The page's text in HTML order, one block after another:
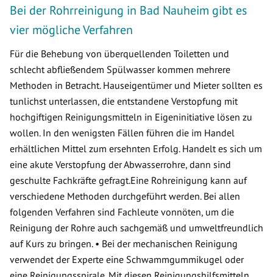
Bei der Rohrreinigung in Bad Nauheim gibt es
vier mögliche Verfahren
Für die Behebung von überquellenden Toiletten und
schlecht abfließendem Spülwasser kommen mehrere
Methoden in Betracht. Hauseigentümer und Mieter sollten es
tunlichst unterlassen, die entstandene Verstopfung mit
hochgiftigen Reinigungsmitteln in Eigeninitiative lösen zu
wollen. In den wenigsten Fällen führen die im Handel
erhältlichen Mittel zum ersehnten Erfolg. Handelt es sich um
eine akute Verstopfung der Abwasserrohre, dann sind
geschulte Fachkräfte gefragt.Eine Rohreinigung kann auf
verschiedene Methoden durchgeführt werden. Bei allen
folgenden Verfahren sind Fachleute vonnöten, um die
Reinigung der Rohre auch sachgemäß und umweltfreundlich
auf Kurs zu bringen. • Bei der mechanischen Reinigung
verwendet der Experte eine Schwammgummikugel oder